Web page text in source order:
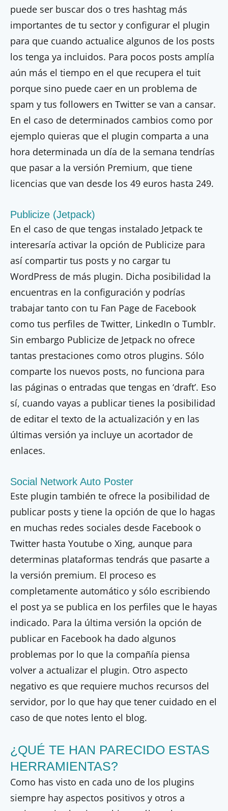
puede ser buscar dos o tres hashtag más
importantes de tu sector y configurar el plugin
para que cuando actualice algunos de los posts
los tenga ya incluidos. Para pocos posts amplía
aún más el tiempo en el que recupera el tuit
porque sino puede caer en un problema de
spam y tus followers en Twitter se van a cansar.
En el caso de determinados cambios como por
ejemplo quieras que el plugin comparta a una
hora determinada un día de la semana tendrías
que pasar a la versión Premium, que tiene
licencias que van desde los 49 euros hasta 249.
Publicize (Jetpack)
En el caso de que tengas instalado Jetpack te
interesaría activar la opción de Publicize para
así compartir tus posts y no cargar tu
WordPress de más plugin. Dicha posibilidad la
encuentras en la configuración y podrías
trabajar tanto con tu Fan Page de Facebook
como tus perfiles de Twitter, LinkedIn o Tumblr.
Sin embargo Publicize de Jetpack no ofrece
tantas prestaciones como otros plugins. Sólo
comparte los nuevos posts, no funciona para
las páginas o entradas que tengas en ‘draft’. Eso
sí, cuando vayas a publicar tienes la posibilidad
de editar el texto de la actualización y en las
últimas versión ya incluye un acortador de
enlaces.
Social Network Auto Poster
Este plugin también te ofrece la posibilidad de
publicar posts y tiene la opción de que lo hagas
en muchas redes sociales desde Facebook o
Twitter hasta Youtube o Xing, aunque para
determinas plataformas tendrás que pasarte a
la versión premium. El proceso es
completamente automático y sólo escribiendo
el post ya se publica en los perfiles que le hayas
indicado. Para la última versión la opción de
publicar en Facebook ha dado algunos
problemas por lo que la compañía piensa
volver a actualizar el plugin. Otro aspecto
negativo es que requiere muchos recursos del
servidor, por lo que hay que tener cuidado en el
caso de que notes lento el blog.
¿QUÉ TE HAN PARECIDO ESTAS
HERRAMIENTAS?
Como has visto en cada uno de los plugins
siempre hay aspectos positivos y otros a